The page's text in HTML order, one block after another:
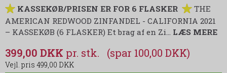
KASSEKØB/PRISEN ER FOR 6 FLASKER
THE
AMERICAN REDWOOD ZINFANDEL - CALIFORNIA 2021
– KASSEKØB (6 FLASKER) Et brag af en Zi… LÆS MERE
399,00 DKK
499,00 DKK
(spar 100,00 DKK)